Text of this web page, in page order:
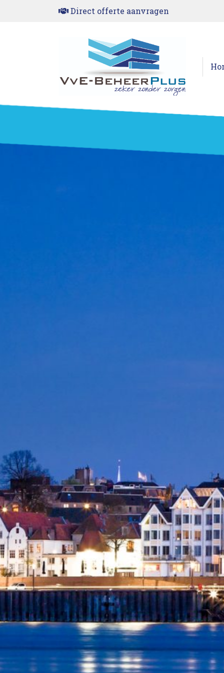
Direct offerte aanvragen